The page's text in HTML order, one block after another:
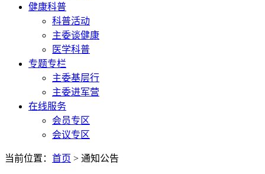
健康科普
科普活动
主委谈健康
医学科普
专题专栏
主委基层行
主委进军营
在线服务
会员专区
会议专区
当前位置： 首页 > 通知公告